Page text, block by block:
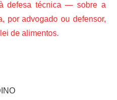
defesa técnica — sobre a
por advogado ou defensor,
de alimentos.